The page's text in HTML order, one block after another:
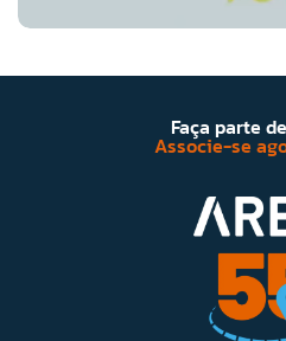
Faça parte
Associe-se